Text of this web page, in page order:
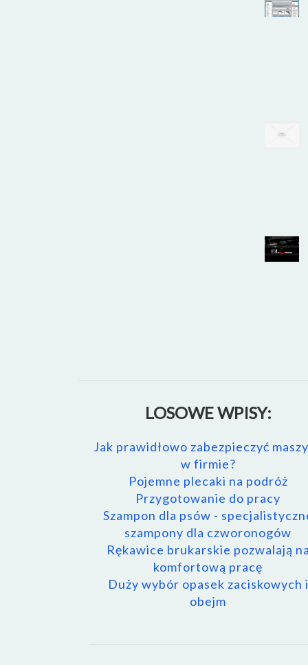
LOSOWE WPISY:
Jak prawidłowo zabezpieczyć
w firmie?
Pojemne plecaki na podróż
Przygotowanie do pracy
Szampon dla psów -
szampony dla czworonogów
Rękawice brukarskie pozwalają
komfortową pracę
Duży wybór opasek zaciskowych i
obejm